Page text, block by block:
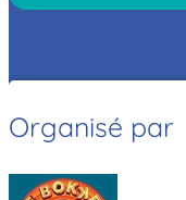
Organisé par